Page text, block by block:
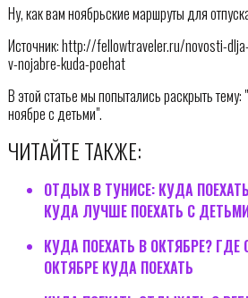
Ну, как вам ноябрьские маршруты для
Источник: http://fellowtraveler.ru/novosti-
v-nojabre-kuda-poehat
В этой статье мы попытались раскрыть тему:
ноябре с детьми".
ЧИТАЙТЕ ТАКЖЕ:
ОТДЫХ В ТУНИСЕ: КУДА
КУДА ЛУЧШЕ ПОЕХАТЬ С
КУДА ПОЕХАТЬ В ОКТЯБРЕ?
ОКТЯБРЕ КУДА ПОЕХАТЬ